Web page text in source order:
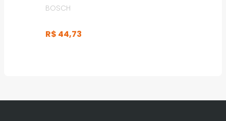
BOSCH
R$ 44,73